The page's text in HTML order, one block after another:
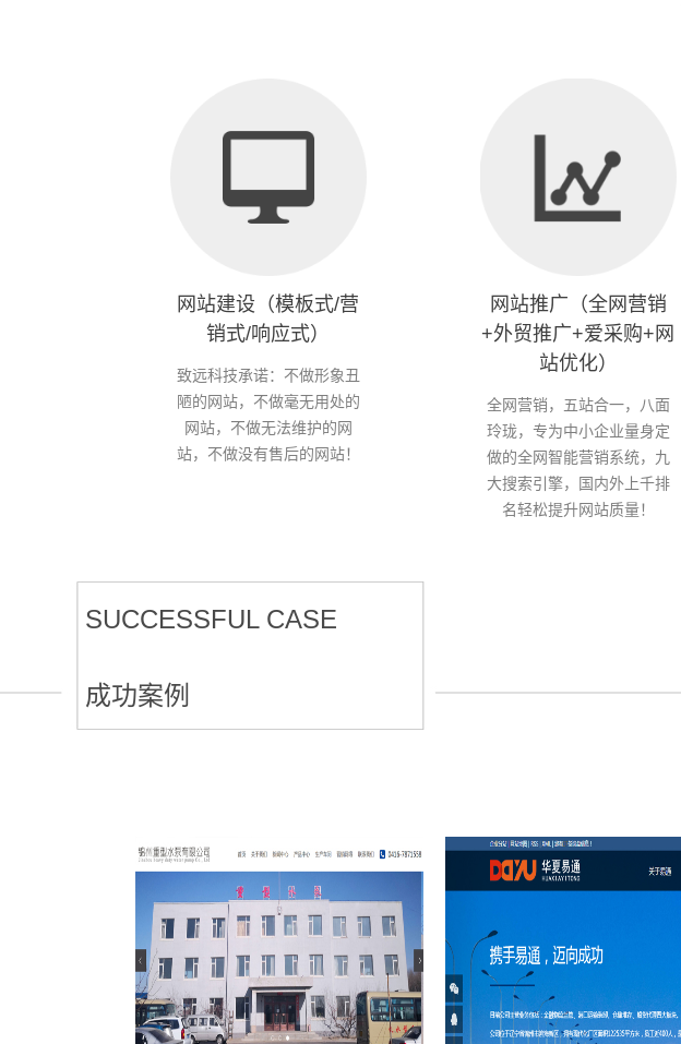
网站建设（模板式/营
销式/响应式）
致远科技承诺：不做形象丑
陋的网站，不做毫无用处的
网站，不做无法维护的网
站，不做没有售后的网站！
网站推广（全网营销
+外贸推广+爱采购+网
站优化）
全网营销，五站合一，八面
玲珑，专为中小企业量身定
做的全网智能营销系统，九
大搜索引擎，国内外上千排
名轻松提升网站质量！
SUCCESSFUL CASE
成功案例